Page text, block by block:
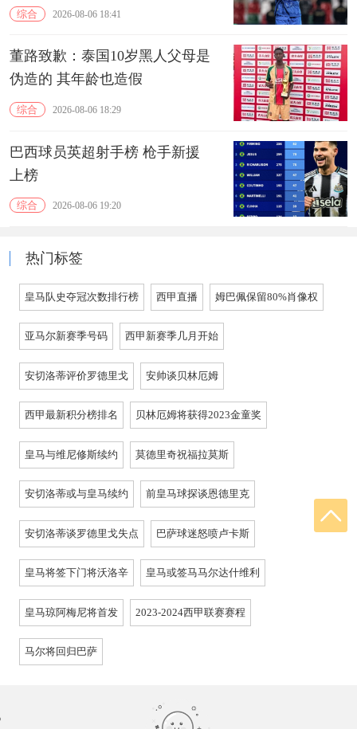
综合 2026-08-06 18:41
董路致歉：泰国10岁黑人父母是
伪造的 其年龄也造假
综合 2026-08-06 18:29
巴西球员英超射手榜 枪手新援
上榜
综合 2026-08-06 19:20
热门标签
皇马队史夺冠次数排行榜 西甲直播 姆巴佩保留80%肖像权
亚马尔新赛季号码 西甲新赛季几月开始
安切洛蒂评价罗德里戈 安帅谈贝林厄姆
西甲最新积分榜排名 贝林厄姆将获得2023金童奖
皇马与维尼修斯续约 莫德里奇祝福拉莫斯
安切洛蒂或与皇马续约 前皇马球探谈恩德里克
安切洛蒂谈罗德里戈失点 巴萨球迷怒喷卢卡斯
皇马将签下门将沃洛辛 皇马或签马马尔达什维利
皇马琼阿梅尼将首发 2023-2024西甲联赛赛程
马尔将回归巴萨